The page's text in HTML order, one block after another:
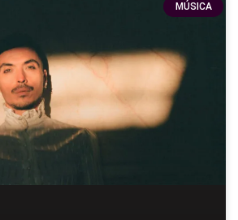
MÚSICA